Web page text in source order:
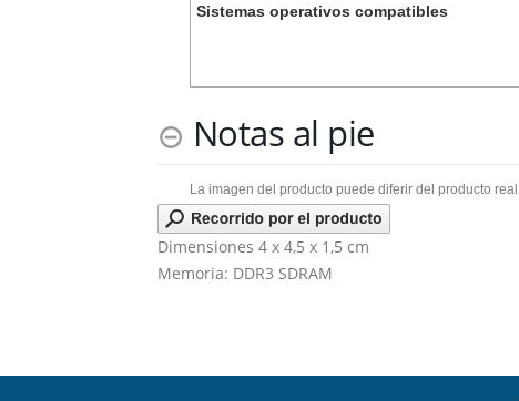
Sistemas operativos compatibles
Notas al pie
La imagen del producto puede diferir del producto real
Dimensiones 4 x 4,5 x 1,5 cm
Memoria: DDR3 SDRAM